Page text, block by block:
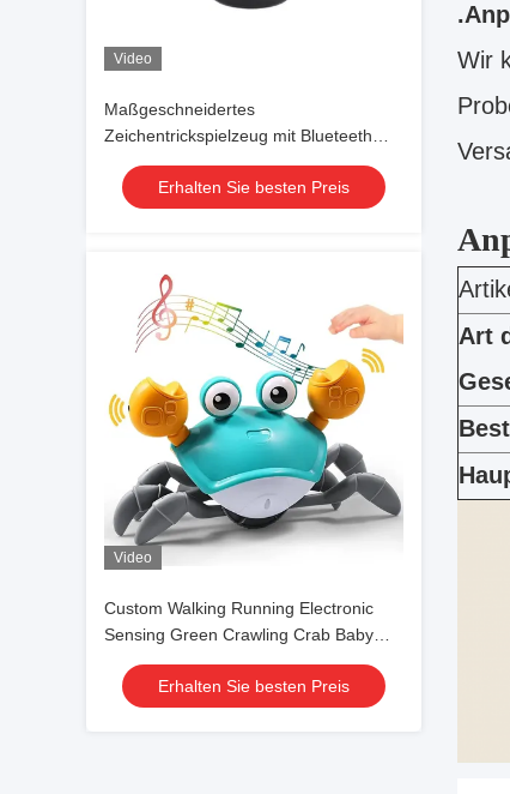
Video
Maßgeschneidertes
Zeichentrickspielzeug mit Blueteeth
Lautsprecher Tragbarer drahtloser
Musical Player Party
Erhalten Sie besten Preis
Video
Custom Walking Running Electronic
Sensing Green Crawling Crab Baby
Spielzeug Musik LED Licht auf
Erhalten Sie besten Preis
Wir
Art